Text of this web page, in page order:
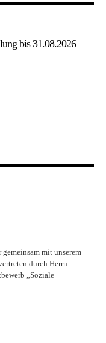
bis 31.08.2026
mit unserem
durch Herrn
„Soziale